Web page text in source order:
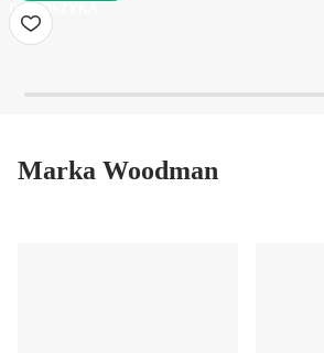
DO KOSZYKA
Marka Woodman